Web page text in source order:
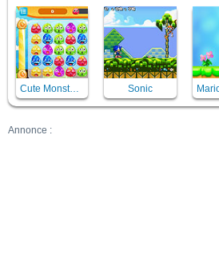
Cute Monster Bond Sonic